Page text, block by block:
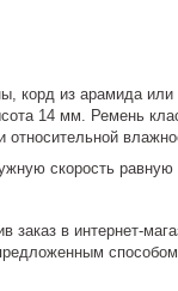
корд из арамида
14 мм. Ремень
скорость равную
в интернет-